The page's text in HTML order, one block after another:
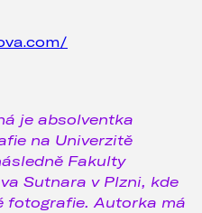
je absolventka
na Univerzitě
Fakulty
Sutnara v Plzni, kde
fotografie. Autorka má